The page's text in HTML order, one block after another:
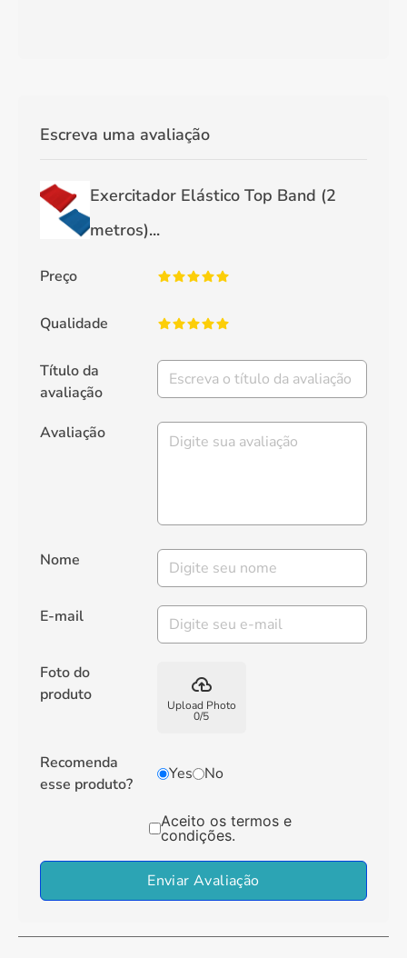
Escreva uma avaliação
Exercitador Elástico Top Band (2
metros)...
Preço
Qualidade
Título da
avaliação
Avaliação
Nome
E-mail
Foto do
produto
backup
Upload Photo
0/5
Recomenda
esse produto?
Yes No
Aceito os termos e
condições.
Enviar Avaliação